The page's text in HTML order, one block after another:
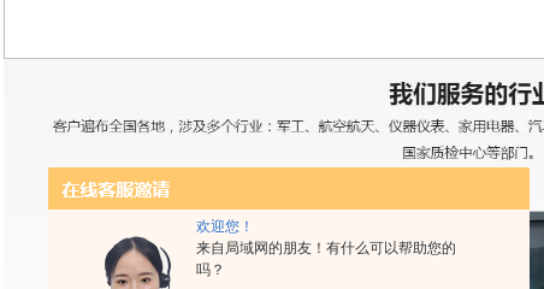
欢迎您！
来自局域网的朋友！有什么可以帮助您的
吗？